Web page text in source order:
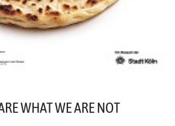
WHAT WE ARE NOT